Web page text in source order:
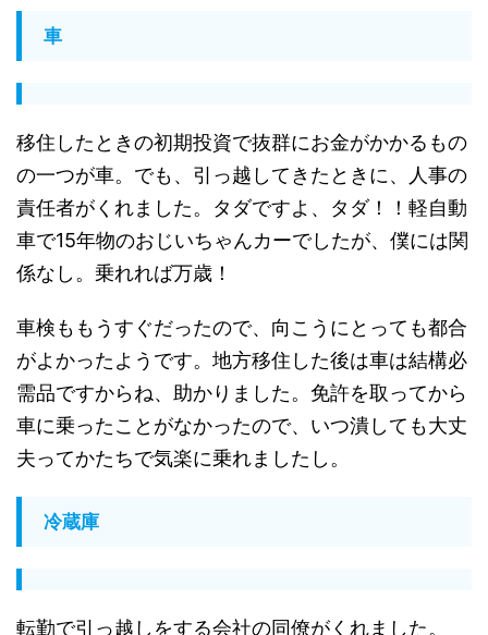
車
移住したときの初期投資で抜群にお金がかかるもの
の一つが車。でも、引っ越してきたときに、人事の
責任者がくれました。タダですよ、タダ！！軽自動
車で15年物のおじいちゃんカーでしたが、僕には関
係なし。乗れれば万歳！
車検ももうすぐだったので、向こうにとっても都合
がよかったようです。地方移住した後は車は結構必
需品ですからね、助かりました。免許を取ってから
車に乗ったことがなかったので、いつ潰しても大丈
夫ってかたちで気楽に乗れましたし。
冷蔵庫
転勤で引っ越しをする会社の同僚がくれました。